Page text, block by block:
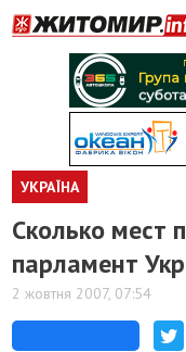
УКРАЇНА
Сколько мест
парламент
2 жовтня 2007, 07:54